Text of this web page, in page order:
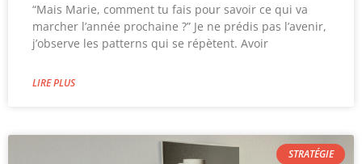
“Mais Marie, comment tu fais pour savoir ce qui va
marcher l’année prochaine ?” Je ne prédis pas l’avenir,
j’observe les patterns qui se répètent. Avoir
LIRE PLUS
STRATÉGIE